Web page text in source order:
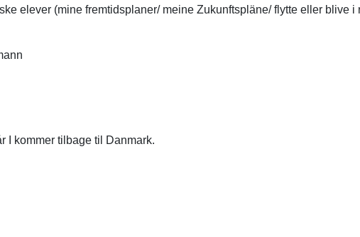
elever (mine fremtidsplaner/ meine Zukunftspläne/ flytte eller blive i
I kommer tilbage til Danmark.